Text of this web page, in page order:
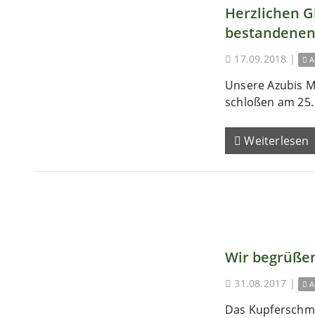
Herzlichen
17.09.2018 |
Unsere Azubis
schloßen am
Weiterlesen
Wir
31.08.2017 |
Das